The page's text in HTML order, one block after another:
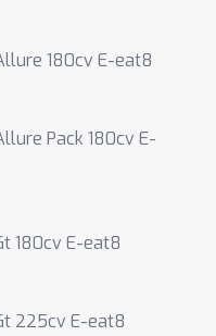
180cv E-eat8
Pack 180cv E-
180cv E-eat8
225cv E-eat8